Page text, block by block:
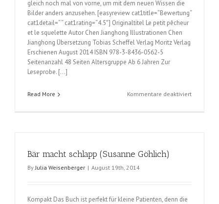
gleich noch mal von vorne, um mit dem neuen Wissen die
Bilder anders anzusehen. [easyreview cat1title=“Bewertung“
cat1detail=“ “ cat1rating=“4.5″] Originaltitel Le petit pêcheur
et le squelette Autor Chen Jianghong Illustrationen Chen
Jianghong Übersetzung Tobias Scheffel Verlag Moritz Verlag
Erschienen August 2014 ISBN 978-3-8436-0562-5
Seitenanzahl 48 Seiten Altersgruppe Ab 6 Jahren Zur
Leseprobe. […]
Read More Kommentare deaktiviertfür
Bär macht schlapp (Susanne Göhlich)
ByJulia Weisenberger | August 19th, 2014
Kompakt Das Buch ist perfekt für kleine Patienten, denn die